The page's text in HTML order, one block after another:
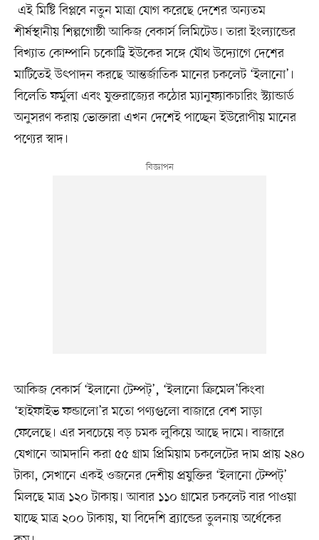
এই মিষ্টি বিপ্লবে নতুন মাত্রা যোগ করেছে দেশের অন্যতম
শীর্ষস্থানীয় শিল্পগোষ্ঠী আকিজ বেকার্স লিমিটেড। তারা ইংল্যান্ডের
বিখ্যাত কোম্পানি চকোট্রি ইউকের সঙ্গে যৌথ উদ্যোগে দেশের
মাটিতেই উৎপাদন করছে আন্তর্জাতিক মানের চকলেট ‘ইলানো’।
বিলেতি ফর্মুলা এবং যুক্তরাজ্যের কঠোর ম্যানুফ্যাকচারিং স্ট্যান্ডার্ড
অনুসরণ করায় ভোক্তারা এখন দেশেই পাচ্ছেন ইউরোপীয় মানের
পণ্যের স্বাদ।
আকিজ বেকার্স ‘ইলানো টেম্পট্’, ‘ইলানো ক্রিমেল’কিংবা
‘হাইফাইভ ফন্ডালো’র মতো পণ্যগুলো বাজারে বেশ সাড়া
ফেলেছে। এর সবচেয়ে বড় চমক লুকিয়ে আছে দামে। বাজারে
যেখানে আমদানি করা ৫৫ গ্রাম প্রিমিয়াম চকলেটের দাম প্রায় ২৪০
টাকা, সেখানে একই ওজনের দেশীয় প্রযুক্তির ‘ইলানো টেম্পট্’
মিলছে মাত্র ১২০ টাকায়। আবার ১১০ গ্রামের চকলেট বার পাওয়া
যাচ্ছে মাত্র ২০০ টাকায়, যা বিদেশি ব্র্যান্ডের তুলনায় অর্ধেকের